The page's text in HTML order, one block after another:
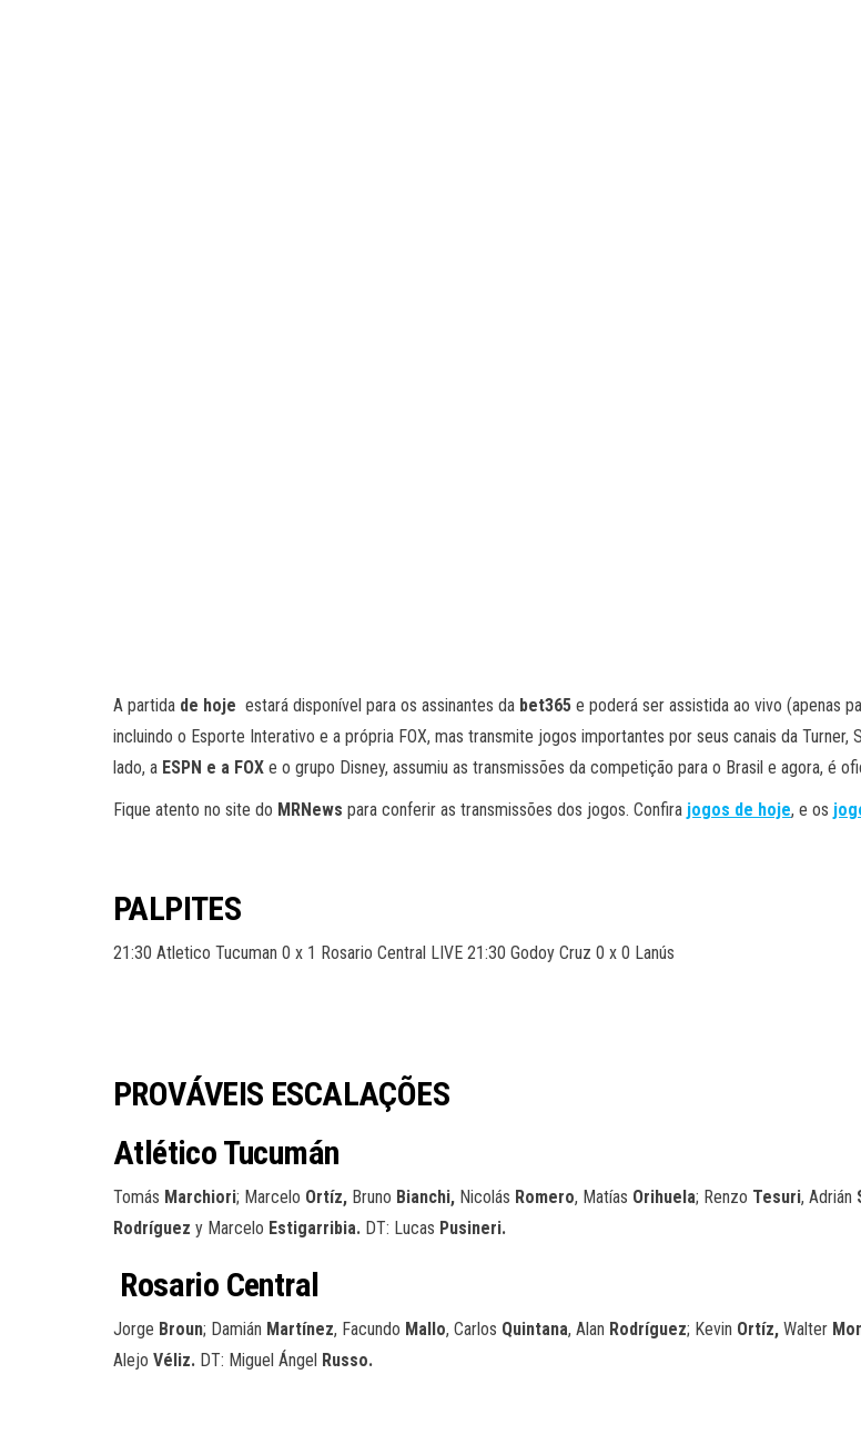
A partida de hoje estará disponível para os assinantes da bet365 e poderá ser assistida ao vivo (apenas
incluindo o Esporte Interativo e a própria FOX, mas transmite jogos importantes por seus canais da
lado, a ESPN e a FOX e o grupo Disney, assumiu as transmissões da competição para o Brasil e agora, é
Fique atento no site do MRNews para conferir as transmissões dos jogos. Confira jogos de hoje, e os
PALPITES
21:30 Atletico Tucuman 0 x 1 Rosario Central LIVE 21:30 Godoy Cruz 0 x 0 Lanús
PROVÁVEIS ESCALAÇÕES
Atlético Tucumán
Tomás Marchiori; Marcelo Ortíz, Bruno Bianchi, Nicolás Romero, Matías Orihuela; Renzo Tesuri, Adrián
Rodríguez y Marcelo Estigarribia. DT: Lucas Pusineri.
Rosario Central
Jorge Broun; Damián Martínez, Facundo Mallo, Carlos Quintana, Alan Rodríguez; Kevin Ortíz, Walter
Alejo Véliz. DT: Miguel Ángel Russo.